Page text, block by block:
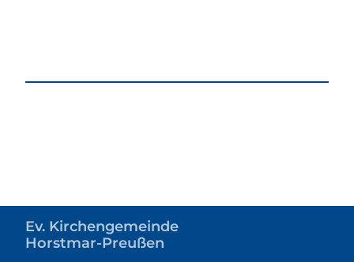
Ev. Kirchengemeinde
Horstmar-Preußen